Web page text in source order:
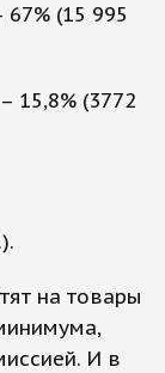
67% (15 995
15,8% (3772
на товары
И в